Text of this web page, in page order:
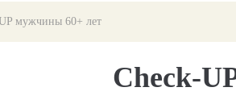
мужчины 60+ лет
Check-